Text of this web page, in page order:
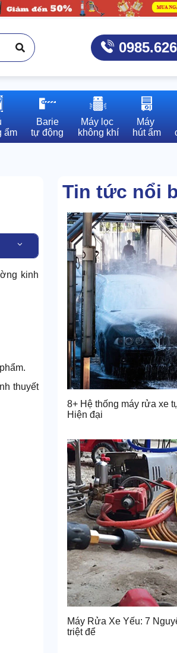
ẩm
Barie
tự động
Máy lọc
không khí
Máy
hút ẩm
kinh
thuyết
Tin tức nổi
8+ Hệ thống máy rửa xe
Hiện đại
Máy Rửa Xe Yếu: 7
triệt để